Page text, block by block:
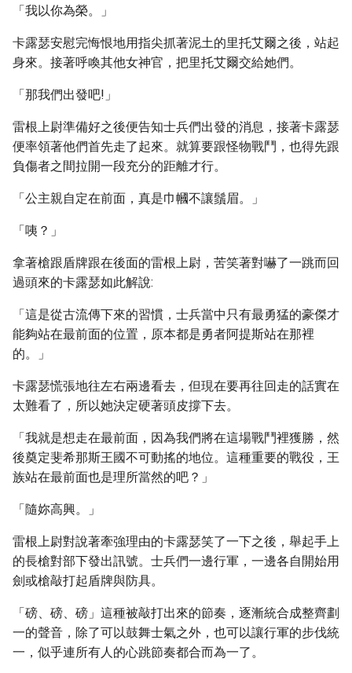
「我以你為榮。」
卡露瑟安慰完悔恨地用指尖抓著泥土的里托艾爾之後，站起
身來。接著呼喚其他女神官，把里托艾爾交給她們。
「那我們出發吧!」
雷根上尉準備好之後便告知士兵們出發的消息，接著卡露瑟
便率領著他們首先走了起來。就算要跟怪物戰鬥，也得先跟
負傷者之間拉開一段充分的距離才行。
「公主親自定在前面，真是巾幗不讓鬚眉。」
「咦？」
拿著槍跟盾牌跟在後面的雷根上尉，苦笑著對嚇了一跳而回
過頭來的卡露瑟如此解說:
「這是從古流傳下來的習慣，士兵當中只有最勇猛的豪傑才
能夠站在最前面的位置，原本都是勇者阿提斯站在那裡
的。」
卡露瑟慌張地往左右兩邊看去，但現在要再往回走的話實在
太難看了，所以她決定硬著頭皮撐下去。
「我就是想走在最前面，因為我們將在這場戰鬥裡獲勝，然
後奠定斐希那斯王國不可動搖的地位。這種重要的戰役，王
族站在最前面也是理所當然的吧？」
「隨妳高興。」
雷根上尉對說著牽強理由的卡露瑟笑了一下之後，舉起手上
的長槍對部下發出訊號。士兵們一邊行軍，一邊各自開始用
劍或槍敲打起盾牌與防具。
「磅、磅、磅」這種被敲打出來的節奏，逐漸統合成整齊劃
一的聲音，除了可以鼓舞士氣之外，也可以讓行軍的步伐統
一，似乎連所有人的心跳節奏都合而為一了。